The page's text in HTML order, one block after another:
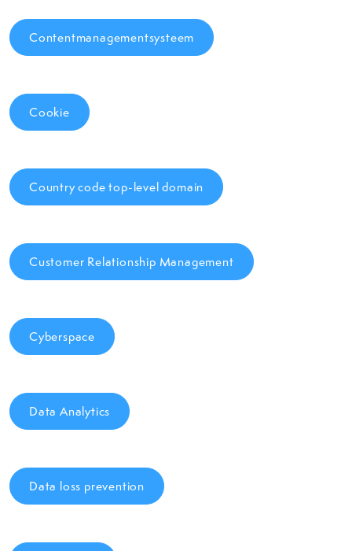
Contentmanagementsysteem
Cookie
Country code top-level domain
Customer Relationship Management
Cyberspace
Data Analytics
Data loss prevention